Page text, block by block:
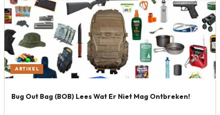
ARTIKEL
Bug Out Bag (BOB) Lees Wat Er Niet Mag Ontbreken!